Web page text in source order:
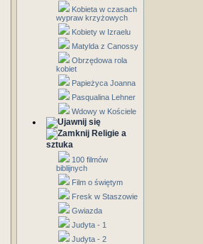
Kobieta w czasach
wypraw krzyżowych
Kobiety w Izraelu
Matylda z Canossy
Obrzędowa rola
kobiet
Papieżyca Joanna
Pasqualina Lehner
Wdowy w Kościele
Religie a
sztuka
100 filmów
biblijnych
Film o świętym
Fresk w Staszowie
Gwiazda
Judyta - 1
Judyta - 2